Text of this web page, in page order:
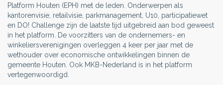
Platform Houten (EPH) met de leden. Onderwerpen als
kantorenvisie, retailvisie, parkmanagement, U10, participatiewet
en DO! Challenge zijn de laatste tijd uitgebreid aan bod geweest
in het platform. De voorzitters van de ondernemers- en
winkeliersverenigingen overleggen 4 keer per jaar met de
wethouder over economische ontwikkelingen binnen de
gemeente Houten. Ook MKB-Nederland is in het platform
vertegenwoordigd.